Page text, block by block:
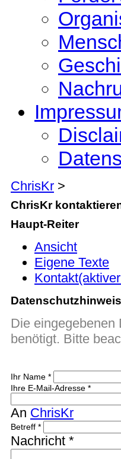
ChrisKr >
ChrisKr
Haupt-Reiter
Ansicht
Eigene Texte
Kontakt
Datenschutzhinweis
Die eingegebenen
benötigt. Bitte
Ihr Name *
Ihre E-Mail-Adresse *
An ChrisKr
Betreff *
Nachricht *